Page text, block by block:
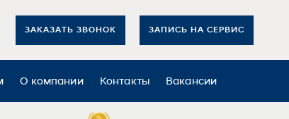
ЗАКАЗАТЬ ЗВОНОК ЗАПИСЬ НА СЕРВИС
О компании Контакты Вакансии